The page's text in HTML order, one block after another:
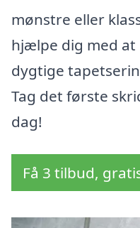
mønstre eller
hjælpe dig med
dygtige
Tag det første
dag!
Få 3 tilbud,